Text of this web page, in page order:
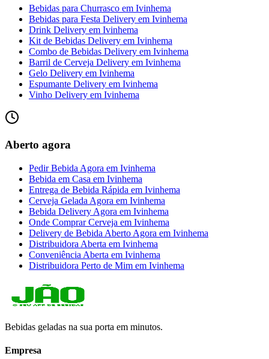
Bebidas para Churrasco em Ivinhema
Bebidas para Festa Delivery em Ivinhema
Drink Delivery em Ivinhema
Kit de Bebidas Delivery em Ivinhema
Combo de Bebidas Delivery em Ivinhema
Barril de Cerveja Delivery em Ivinhema
Gelo Delivery em Ivinhema
Espumante Delivery em Ivinhema
Vinho Delivery em Ivinhema
Aberto agora
Pedir Bebida Agora em Ivinhema
Bebida em Casa em Ivinhema
Entrega de Bebida Rápida em Ivinhema
Cerveja Gelada Agora em Ivinhema
Bebida Delivery Agora em Ivinhema
Onde Comprar Cerveja em Ivinhema
Delivery de Bebida Aberto Agora em Ivinhema
Distribuidora Aberta em Ivinhema
Conveniência Aberta em Ivinhema
Distribuidora Perto de Mim em Ivinhema
Bebidas geladas na sua porta em minutos.
Empresa